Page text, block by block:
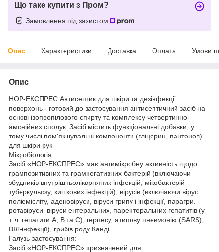
Що таке купити з Пром?
Замовлення під захистом
Опис Характеристики Доставка Оплата Умови
Опис
НОР-ЕКСПРЕС Антисептик для шкіри та дезінфекції
поверхонь - готовий до застосування антисептичний засіб на
основі ізопропілового спирту та комплексу четвертинно-
амонійних сполук. Засіб містить функціональні добавки, у
тому числі пом'якшувальні компоненти (гліцерин, пантенол)
для шкіри рук
Мікробіологія:
Засіб «НОР-ЕКСПРЕС» має антимікробну активність щодо
грампозитивних та грамнегативних бактерій (включаючи
збудників внутрішньолікарняних інфекцій, мікобактерій
туберкульозу, кишкових інфекцій), вірусів (включаючи вірус
поліемієліту, аденовіруси, віруси грипу і інфекції, парагри.
ротавіруси, віруси ентеральних, парентеральних гепатитів (у
т. ч. гепатити А, В та С), герпесу, атипову пневмонію (SARS),
ВІЛ-інфекції), грибів роду Канді.
Галузь застосування:
Засіб «НОР-ЕКСПРЕС» призначений для: